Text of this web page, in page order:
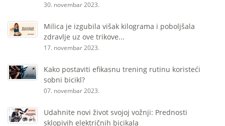
30. novembar 2023.
Milica je izgubila višak kilograma i poboljšala
zdravlje uz ove trikove...
17. novembar 2023.
Kako postaviti efikasnu trening rutinu koristeći
sobni bicikl?
07. novembar 2023.
Udahnite novi život svojoj vožnji: Prednosti
sklopivih električnih bicikala